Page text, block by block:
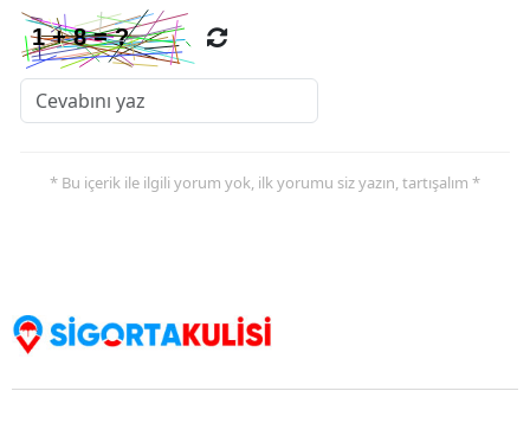
* Bu içerik ile ilgili yorum yok, ilk yorumu siz yazın, tartışalım *